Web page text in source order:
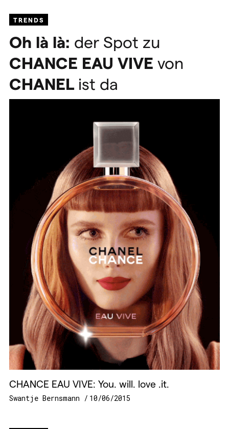
TRENDS
Oh là là: der Spot zu
CHANCE EAU VIVE von
CHANEList da
CHANCE EAU VIVE: You. will. love .it.
Swantje Bernsmann 10/06/2015